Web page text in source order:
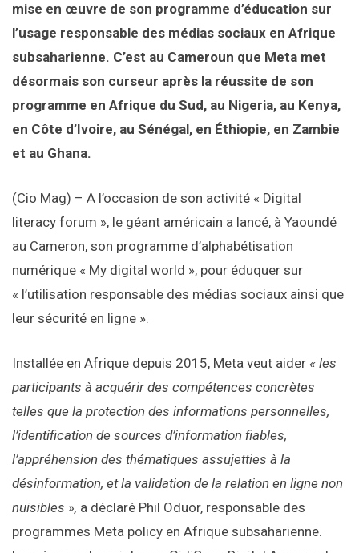
mise en œuvre de son programme d’éducation sur
l’usage responsable des médias sociaux en Afrique
subsaharienne. C’est au Cameroun que Meta met
désormais son curseur après la réussite de son
programme en Afrique du Sud, au Nigeria, au Kenya,
en Côte d’Ivoire, au Sénégal, en Éthiopie, en Zambie
et au Ghana.
(Cio Mag) – A l’occasion de son activité « Digital
literacy forum », le géant américain a lancé, à Yaoundé
au Cameron, son programme d’alphabétisation
numérique « My digital world », pour éduquer sur
« l’utilisation responsable des médias sociaux ainsi que
leur sécurité en ligne ».
Installée en Afrique depuis 2015, Meta veut aider « les
participants à acquérir des compétences concrètes
telles que la protection des informations personnelles,
l’identification de sources d’information fiables,
l’appréhension des thématiques assujetties à la
désinformation, et la validation de la relation en ligne non
nuisibles », a déclaré Phil Oduor, responsable des
programmes Meta policy en Afrique subsaharienne.